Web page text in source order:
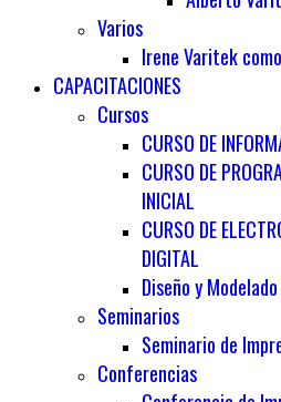
Varios
Irene Varitek
CAPACITACIONES
Cursos
CURSO DE
CURSO DE
INICIAL
CURSO DE
DIGITAL
Diseño y
Seminarios
Seminario de
Conferencias